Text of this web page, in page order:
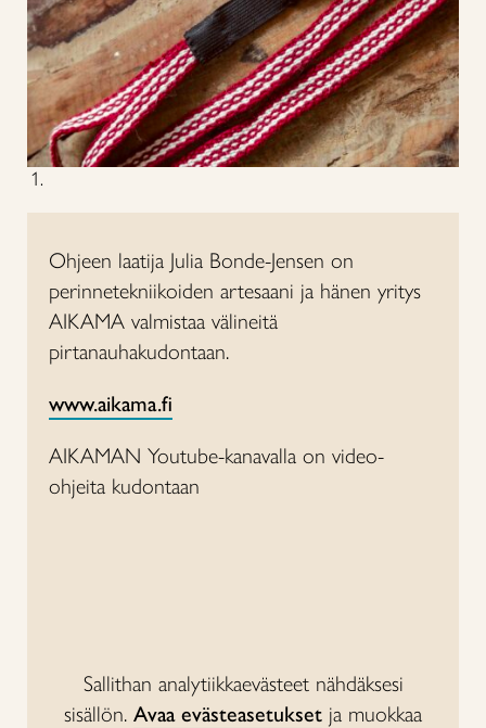
Ohjeen laatija Julia Bonde-Jensen on
perinnetekniikoiden artesaani ja hänen yritys
AIKAMA valmistaa välineitä
pirtanauhakudontaan.
www.aikama.fi
AIKAMAN Youtube-kanavalla on video-
ohjeita kudontaan
Sallithan analytiikkaevästeet nähdäksesi
sisällön. Avaa evästeasetukset ja muokkaa